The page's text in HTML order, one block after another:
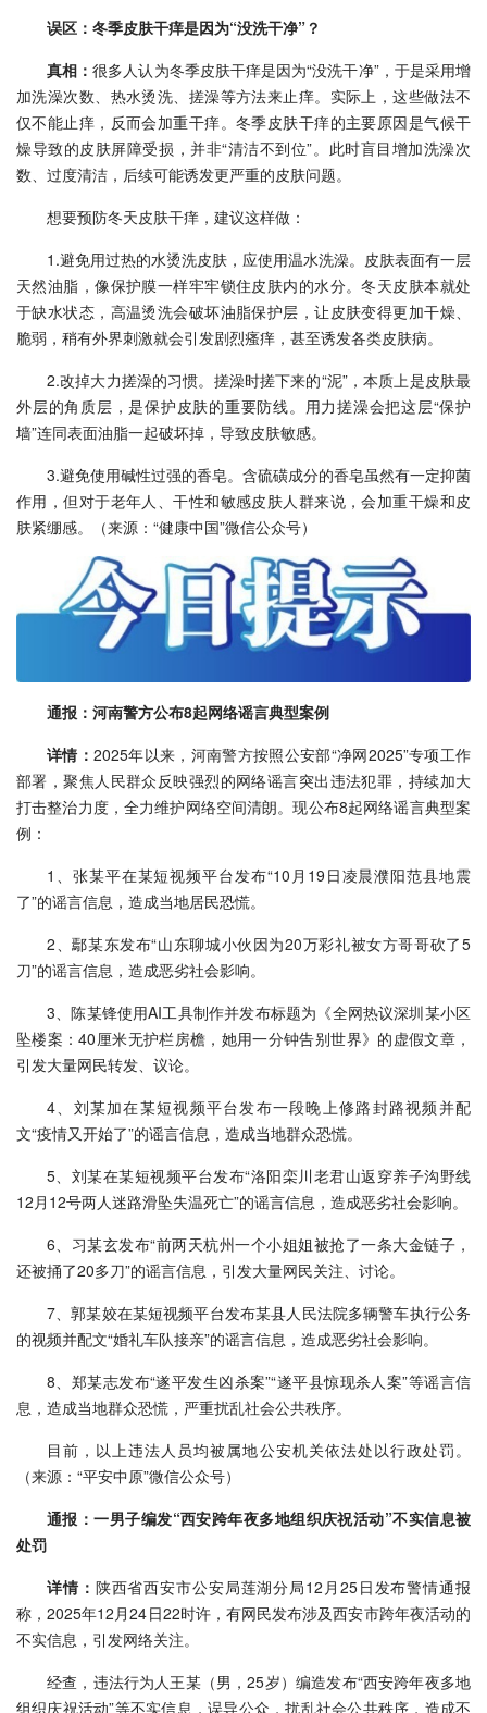
误区：冬季皮肤干痒是因为“没洗干净”？
真相：很多人认为冬季皮肤干痒是因为“没洗干净”，于是采用增
加洗澡次数、热水烫洗、搓澡等方法来止痒。实际上，这些做法不
仅不能止痒，反而会加重干痒。冬季皮肤干痒的主要原因是气候干
燥导致的皮肤屏障受损，并非“清洁不到位”。此时盲目增加洗澡次
数、过度清洁，后续可能诱发更严重的皮肤问题。
想要预防冬天皮肤干痒，建议这样做：
1.避免用过热的水烫洗皮肤，应使用温水洗澡。皮肤表面有一层
天然油脂，像保护膜一样牢牢锁住皮肤内的水分。冬天皮肤本就处
于缺水状态，高温烫洗会破坏油脂保护层，让皮肤变得更加干燥、
脆弱，稍有外界刺激就会引发剧烈瘙痒，甚至诱发各类皮肤病。
2.改掉大力搓澡的习惯。搓澡时搓下来的“泥”，本质上是皮肤最
外层的角质层，是保护皮肤的重要防线。用力搓澡会把这层“保护
墙”连同表面油脂一起破坏掉，导致皮肤敏感。
3.避免使用碱性过强的香皂。含硫磺成分的香皂虽然有一定抑菌
作用，但对于老年人、干性和敏感皮肤人群来说，会加重干燥和皮
肤紧绷感。（来源：“健康中国”微信公众号）
通报：河南警方公布8起网络谣言典型案例
详情： 2025年以来，河南警方按照公安部“净网2025”专项工作
部署，聚焦人民群众反映强烈的网络谣言突出违法犯罪，持续加大
打击整治力度，全力维护网络空间清朗。现公布8起网络谣言典型案
例：
1、张某平在某短视频平台发布“10月19日凌晨濮阳范县地震
了”的谣言信息，造成当地居民恐慌。
2、鄢某东发布“山东聊城小伙因为20万彩礼被女方哥哥砍了5
刀”的谣言信息，造成恶劣社会影响。
3、陈某锋使用AI工具制作并发布标题为《全网热议深圳某小区
坠楼案：40厘米无护栏房檐，她用一分钟告别世界》的虚假文章，
引发大量网民转发、议论。
4、刘某加在某短视频平台发布一段晚上修路封路视频并配
文“疫情又开始了”的谣言信息，造成当地群众恐慌。
5、刘某在某短视频平台发布“洛阳栾川老君山返穿养子沟野线
12月12号两人迷路滑坠失温死亡”的谣言信息，造成恶劣社会影响。
6、习某玄发布“前两天杭州一个小姐姐被抢了一条大金链子，
还被捅了20多刀”的谣言信息，引发大量网民关注、讨论。
7、郭某姣在某短视频平台发布某县人民法院多辆警车执行公务
的视频并配文“婚礼车队接亲”的谣言信息，造成恶劣社会影响。
8、郑某志发布“遂平发生凶杀案”“遂平县惊现杀人案”等谣言信
息，造成当地群众恐慌，严重扰乱社会公共秩序。
目前，以上违法人员均被属地公安机关依法处以行政处罚。
（来源：“平安中原”微信公众号）
通报：一男子编发“西安跨年夜多地组织庆祝活动”不实信息被
处罚
详情： 陕西省西安市公安局莲湖分局12月25日发布警情通报
称，2025年12月24日22时许，有网民发布涉及西安市跨年夜活动的
不实信息，引发网络关注。
经查，违法行为人王某（男，25岁）编造发布“西安跨年夜多地
组织庆祝活动”等不实信息，误导公众，扰乱社会公共秩序，造成不